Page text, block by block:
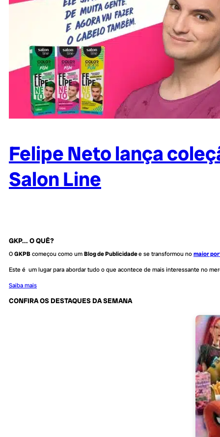
Felipe Neto lança
Salon Line
GKP... O QUÊ?
OGKPBcomeçou como umBlog de Publicidadee se transformou nomaior
Este é um lugar para abordar tudo o que acontece de mais interessante no
Saiba mais
CONFIRA OS DESTAQUES DA SEMANA